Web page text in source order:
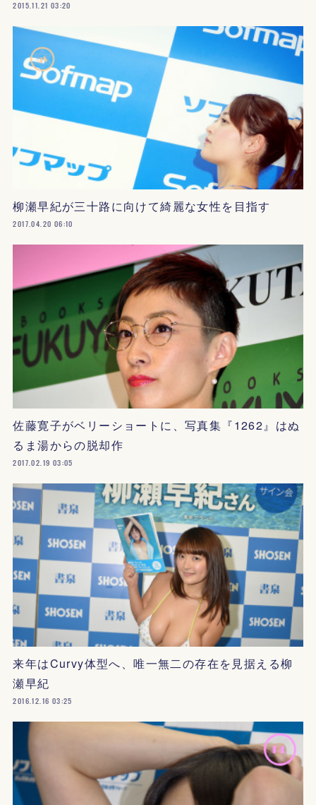
2015.11.21 03:20
柳瀬早紀が三十路に向けて綺麗な女性を目指す
2017.04.20 06:10
佐藤寛子がベリーショートに、写真集『1262』はぬ
るま湯からの脱却作
2017.02.19 03:05
来年はCurvy体型へ、唯一無二の存在を見据える柳
瀬早紀
2016.12.16 03:25